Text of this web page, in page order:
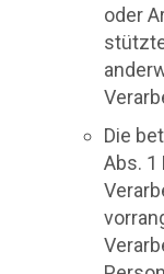
oder
Die
Abs. 1